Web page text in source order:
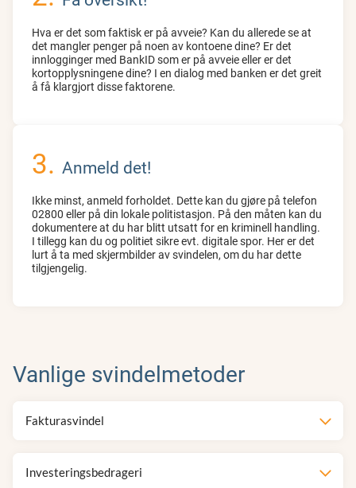
Hva er det som faktisk er på avveie? Kan du allerede se at
det mangler penger på noen av kontoene dine? Er det
innlogginger med BankID som er på avveie eller er det
kortopplysningene dine? I en dialog med banken er det greit
å få klargjort disse faktorene.
Anmeld det!
Ikke minst, anmeld forholdet. Dette kan du gjøre på telefon
02800 eller på din lokale politistasjon. På den måten kan du
dokumentere at du har blitt utsatt for en kriminell handling.
I tillegg kan du og politiet sikre evt. digitale spor. Her er det
lurt å ta med skjermbilder av svindelen, om du har dette
tilgjengelig.
Vanlige svindelmetoder
Fakturasvindel
Investeringsbedrageri